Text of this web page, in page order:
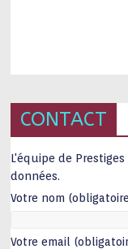
CONTACT
L'équipe de
données.
Votre nom
Votre email